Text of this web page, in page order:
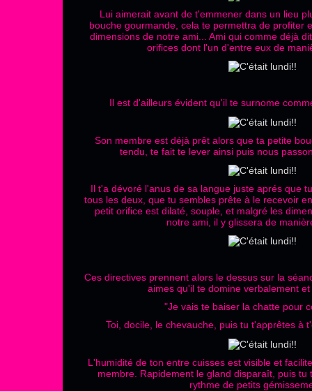
Lui aimerait avant de t'emmener dans un lieu
bouche gourmande, cela te permettra de profiter
dimensions de notre ami... Ami qui comme déjà
orifices dont l'un d'entre eux de
Il est d'ailleurs évident qu'il te surnome
Son membre est déjà prêt alors que ta petite
tendu, te fait te lever ainsi puis nous
Il t'a dévoré l'anus de sa langue juste aprés que
tous les deux, que tu sembles prête à le recevoir
petit orifice est dilaté, souple, et malgré les
notre ami, il y glissera de
Ces directives prennent alors le dessus sur la
aimes qu'il te domine verbalement
"Je vais te baiser la chatte pour
Toi, docile, le chevauche, puis tu t'apprêtes à
L'humidité de ton entre cuisses est visible et
membre. Rapidement le gland disparaît, puis tu
rythme de petits